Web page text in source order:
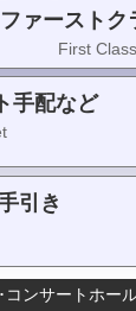
ファーストク
First
手配など
引き
コンサートホー